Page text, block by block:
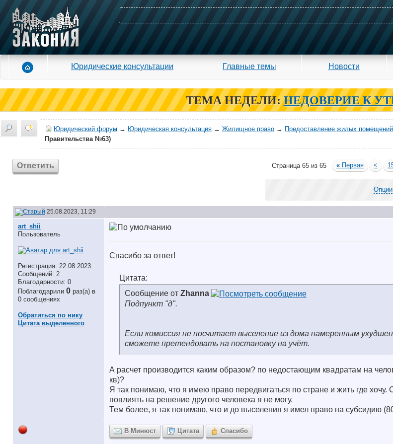
Юридические консультации Главные темы Новости
ТЕМА НЕДЕЛИ: НЕДОВЕРИЕ К
Юридический форум → Юридическая консультация → Жилищное право → Предоставление жилых помещений
Правительства №63)
Ответить Страница 65 из 65 « Первая <
25.08.2023, 11:29
art_shii
Пользователь
Регистрация: 22.08.2023
Сообщений: 2
Благодарности: 0
Поблагодарили 0 раз(а) в
0 сообщениях
Обратиться по нику
Цитата выделенного
Спасибо за ответ!
Цитата:
Сообщение от Zhanna
Подпункт "д".
Если комиссия не посчитает выселение из дома намеренным
сможете претендовать на постановку на учёт.
А расчет производится каким образом? по недостающим квадратам на
кв)?
Я так понимаю, что я имею право передвигаться по стране и жить где хочу.
повлиять на решение другого человека я не могу.
Тем более, я так понимаю, что и до выселения я имел право на субсидию
В Минюст Цитата Спасибо